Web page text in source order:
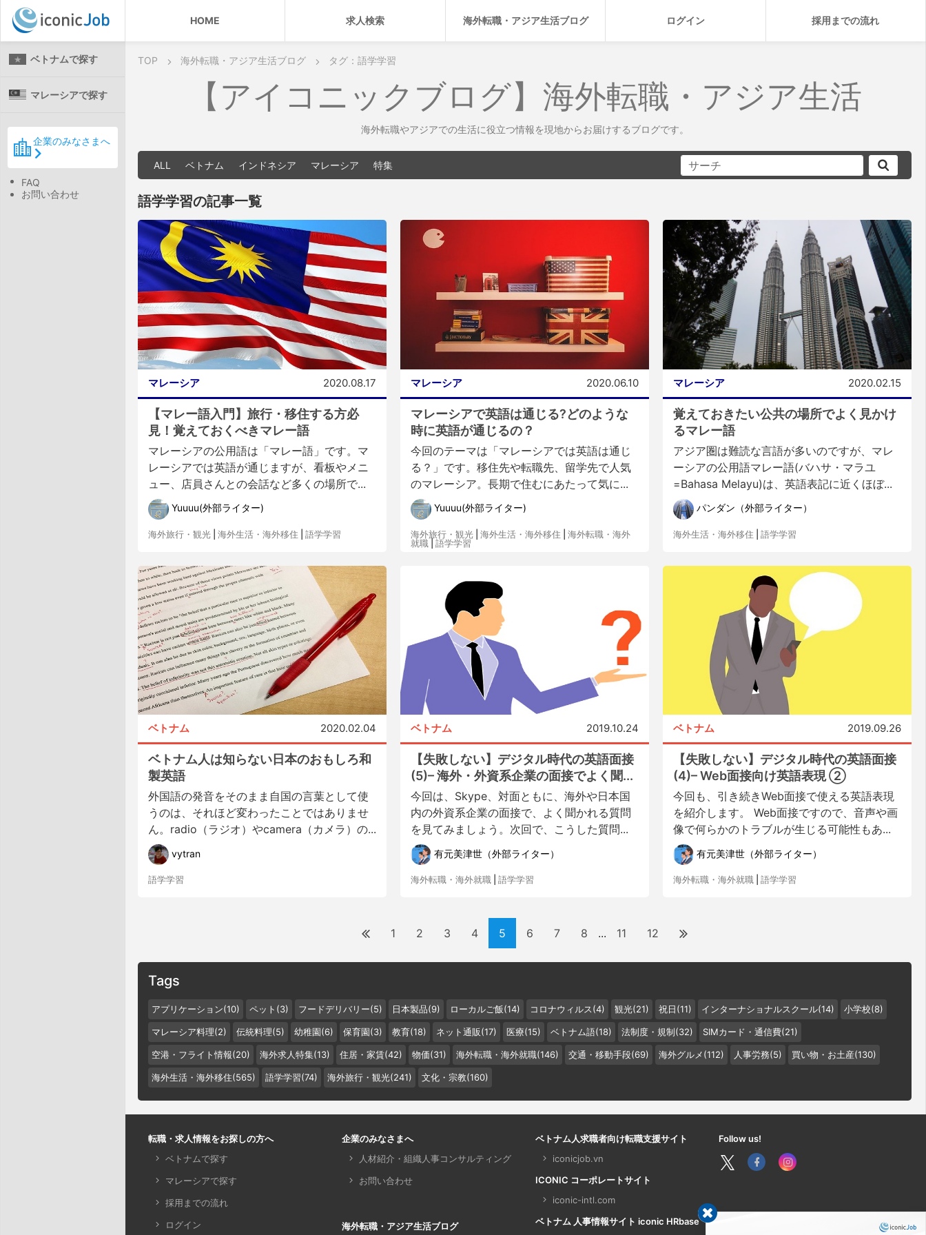
HOME 求人検索 海外転職・アジア生活ブログ ログイン 採用までの流れ
ベトナムで探す
マレーシアで探す
企業のみなさまへ
FAQ
お問い合わせ
TOP 海外転職・アジア生活ブログ タグ：語学学習
【アイコニックブログ】海外転職・アジア生活
海外転職やアジアでの生活に役立つ情報を現地からお届けするブログです。
ALL ベトナム インドネシア マレーシア 特集
語学学習の記事一覧
マレーシア 2020.08.17
【マレー語入門】旅行・移住する方必
見！覚えておくべきマレー語
マレーシアの公用語は「マレー語」です。マ
レーシアでは英語が通じますが、看板やメニ
ュー、店員さんとの会話など多くの場所で...
Yuuuu(外部ライター)
海外旅行・観光 海外生活・海外移住 語学学習
マレーシア 2020.06.10
マレーシアで英語は通じる?どのような
時に英語が通じるの？
今回のテーマは「マレーシアでは英語は通じ
る？」です。移住先や転職先、留学先で人気
のマレーシア。長期で住むにあたって気に...
Yuuuu(外部ライター)
海外旅行・観光 海外生活・海外移住
海外転職・海外
就職|語学学習
マレーシア 2020.02.15
覚えておきたい公共の場所でよく見かけ
るマレー語
アジア圏は難読な言語が多いのですが、マレ
ーシアの公用語マレー語(バハサ・マラユ
=Bahasa Melayu)は、英語表記に近くほぼ...
パンダン（外部ライター）
海外生活・海外移住 語学学習
ベトナム 2020.02.04
ベトナム人は知らない日本のおもしろ和
製英語
外国語の発音をそのまま自国の言葉として使
うのは、それほど変わったことではありませ
ん。radio（ラジオ）やcamera（カメラ）の...
vytran
語学学習
ベトナム 2019.10.24
【失敗しない】デジタル時代の英語面接
(5)– 海外・外資系企業の面接でよく聞...
今回は、Skype、対面ともに、海外や日本国
内の外資系企業の面接で、よく聞かれる質問
を見てみましょう。次回で、こうした質問...
有元美津世（外部ライター）
海外転職・海外就職 語学学習
ベトナム 2019.09.26
【失敗しない】デジタル時代の英語面接
(4)– Web面接向け英語表現 ②
今回も、引き続きWeb面接で使える英語表現
を紹介します。 Web面接ですので、音声や画
像で何らかのトラブルが生じる可能性もあ...
有元美津世（外部ライター）
海外転職・海外就職 語学学習
1 2 3 4 5 6 7 8 11 12
Tags
アプリケーション(10) ペット(3) フードデリバリー(5) 日本製品(9) ローカルご飯(14) コロナウィルス(4) 観光(21) 祝日(11) インターナショナルスクール(14) 小学校(8)
マレーシア料理(2) 伝統料理(5) 幼稚園(6) 保育園(3) 教育(18) ネット通販(17) 医療(15) ベトナム語(18) 法制度・規制(32) SIMカード・通信費(21)
空港・フライト情報(20) 海外求人特集(13) 住居・家賃(42) 物価(31) 海外転職・海外就職(146) 交通・移動手段(69) 海外グルメ(112) 人事労務(5) 買い物・お土産(130)
海外生活・海外移住(565) 語学学習(74) 海外旅行・観光(241) 文化・宗教(160)
転職・求人情報をお探しの方へ
ベトナムで探す
マレーシアで探す
採用までの流れ
ログイン
企業のみなさまへ
人材紹介・組織人事コンサルティング
お問い合わせ
海外転職・アジア生活ブログ
ベトナム人求職者向け転職支援サイト
iconicjob.vn
ICONIC コーポレートサイト
iconic-intl.com
ベトナム 人事情報サイト iconic HRbase
Follow us!